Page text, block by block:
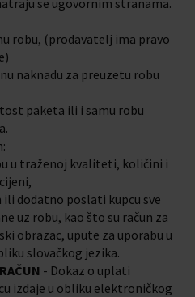
se ugovornim stranama.
robu, (prodavatelj ima pravo
naknadu za preuzetu robu
paketa ili i samu robu
u traženoj kvaliteti, količini i
ili dodatno poslati kupcu sve
uz robu, kao što su račun za
obrazac, upute za uporabu u
slovačkog jezika.
- Dokaz o uplati
izdaje u obliku elektroničkog